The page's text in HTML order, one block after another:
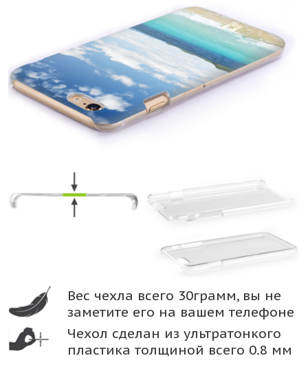
Вес чехла всего 30грамм, вы не
заметите его на вашем телефоне
Чехол сделан из ультратонкого
пластика толщиной всего 0.8 мм